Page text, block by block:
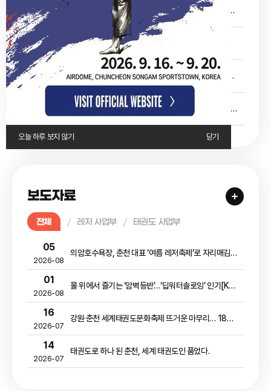
오늘 하루 보지 않기 닫기
2026-08
2026 의암호 패들보드 페스타 행사 운영 대행 용역 제안서 평가위원회 평가점수 공개
05
2026-08
2026-08
2026년 세계태권도품새선수권대회 자원봉사자 추가모집 공고
2026-08
2026년 태권도시민활성화 태권교실 강사 추가모집 공고
보도자료
전체 레저 사업부 태권도 사업부
05
2026-08
의암호수욕장, 춘천 대표 ‘여름 레저축제’로 자리매김[스포츠서울]
01
2026-08
물 위에서 즐기는 ‘암벽등반’…‘딥워터솔로잉’ 인기[KBS뉴스]
16
2026-07
강원·춘천 세계태권도문화축제 뜨거운 마무리… 18일부터 코리아오픈으로 이어가
14
2026-07
태권도로 하나 된 춘천, 세계 태권도인 품었다.